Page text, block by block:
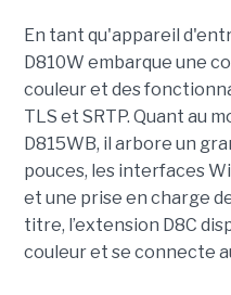
En tant qu'appareil
D810W embarque une
couleur et des
TLS et SRTP. Quant au
D815WB, il arbore un
pouces, les interfaces
et une prise en charge
titre, l’extension D8C
couleur et se connecte